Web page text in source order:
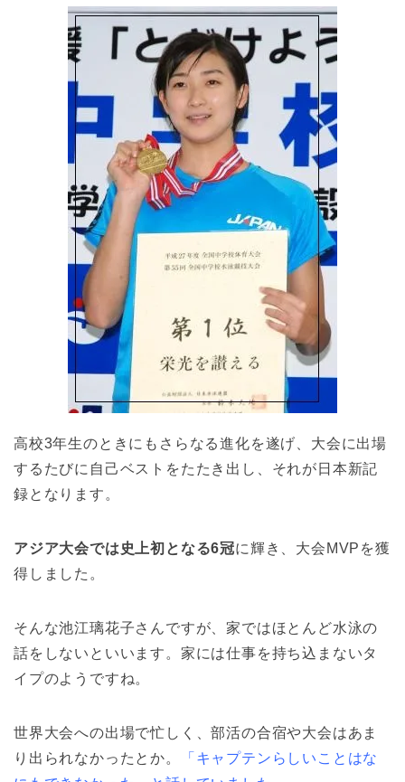
高校3年生のときにもさらなる進化を遂げ、大会に出場
するたびに自己ベストをたたき出し、それが日本新記
録となります。
アジア大会では史上初となる6冠に輝き、大会MVPを獲
得しました。
そんな池江璃花子さんですが、家ではほとんど水泳の
話をしないといいます。家には仕事を持ち込まないタ
イプのようですね。
世界大会への出場で忙しく、部活の合宿や大会はあま
り出られなかったとか。
「キャプテンらしいことはな